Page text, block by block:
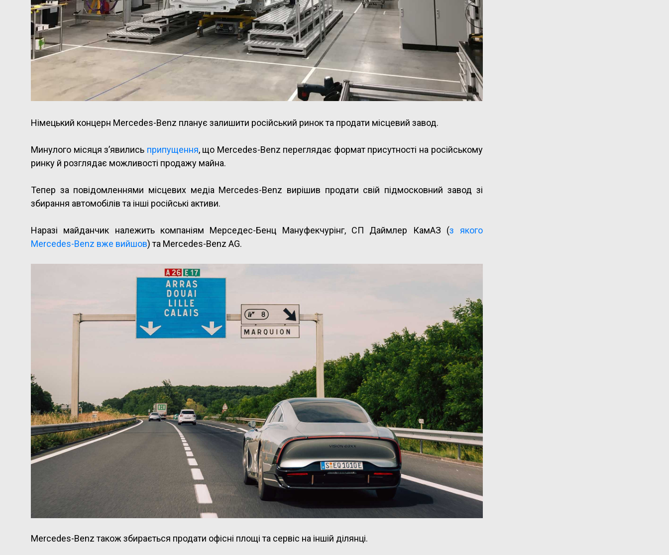
Німецький концерн Mercedes-Benz планує залишити російський ринок та продати місцевий завод.
Минулого місяця з’явились припущення, що Mercedes-Benz переглядає формат присутності на російському
ринку й розглядає можливості продажу майна.
Тепер за повідомленнями місцевих медіа Mercedes-Benz вирішив продати свій підмосковний завод зі
збирання автомобілів та інші російські активи.
Наразі майданчик належить компаніям Мерседес-Бенц Мануфекчурінг, СП Даймлер КамАЗ (з якого
Mercedes-Benz вже вийшов) та Mercedes-Benz AG.
Mercedes-Benz також збирається продати офісні площі та сервіс на іншій ділянці.